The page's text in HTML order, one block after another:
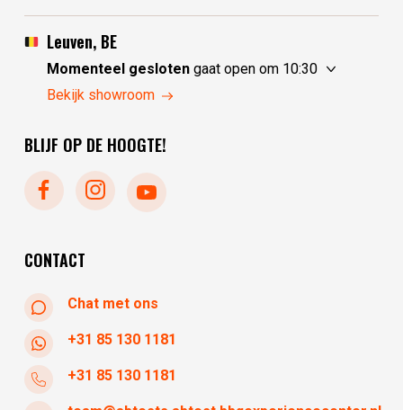
zaterdag
10:00 - 17:30
zondag
maandag
gesloten
dinsdag
Leuven, BE
Momenteel geslotengaat open om 10:30
vrijdag
zondag
dinsdag
woensdag
Bekijk showroom
BLIJF OP DE HOOGTE!
CONTACT
Chat met ons
+31 85 130 1181
+31 85 130 1181